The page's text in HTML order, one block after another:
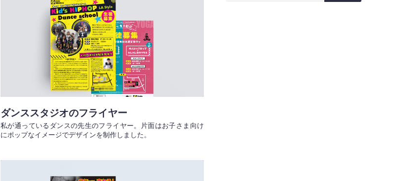
ダンススタジオのフライヤー
私が通っているダンスの先生のフライヤー。片面はお子さま向け
にポップなイメージでデザインを制作しました。